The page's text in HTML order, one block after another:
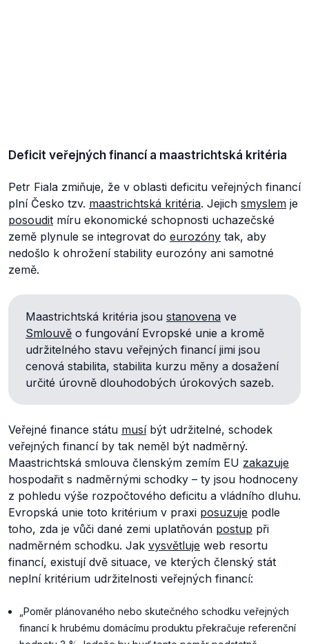
Deficit veřejných financí a maastrichtská kritéria
Petr Fiala zmiňuje, že v oblasti deficitu veřejných financí
plní Česko tzv. maastrichtská kritéria. Jejich smyslem je
posoudit míru ekonomické schopnosti uchazečské
země plynule se integrovat do eurozóny tak, aby
nedošlo k ohrožení stability eurozóny ani samotné
země.
Maastrichtská kritéria jsou stanovena ve
Smlouvě o fungování Evropské unie a kromě
udržitelného stavu veřejných financí jimi jsou
cenová stabilita, stabilita kurzu měny a dosažení
určité úrovně dlouhodobých úrokových sazeb.
Veřejné finance státu musíbýt udržitelné, schodek
veřejných financí by tak neměl být nadměrný.
Maastrichtská smlouva členským zemím EU zakazuje
hospodařit s nadměrnými schodky – ty jsou hodnoceny
z pohledu výše rozpočtového deficitu a vládního dluhu.
Evropská unie toto kritérium v praxi posuzuje podle
toho, zda je vůči dané zemi uplatňován postup při
nadměrném schodku. Jak vysvětluje web resortu
financí, existují dvě situace, ve kterých členský stát
neplní kritérium udržitelnosti veřejných financí:
Poměr plánovaného nebo skutečného schodku veřejných
financí k hrubému domácímu produktu překračuje referenční